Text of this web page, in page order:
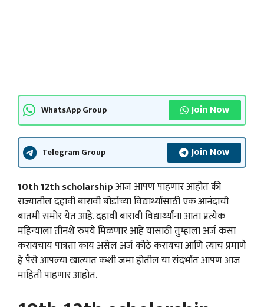
WhatsApp Group Join Now
Telegram Group Join Now
10th 12th scholarshipआज आपण पाहणार आहोत की
राज्यातील दहावी बारावी बोर्डाच्या विद्यार्थ्यांसाठी एक आनंदाची
बातमी समोर येत आहे. दहावी बारावी विद्यार्थ्यांना आता प्रत्येक
महिन्याला तीनशे रुपये मिळणार आहे यासाठी तुम्हाला अर्ज कसा
करायचाय पात्रता काय असेल अर्ज कोठे करायचा आणि त्याच प्रमाणे
हे पैसे आपल्या खात्यात कशी जमा होतील या संदर्भात आपण आज
माहिती पाहणार आहोत.